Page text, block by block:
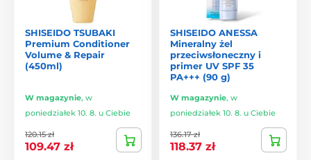
SHISEIDO TSUBAKI
Premium Conditioner
Volume & Repair
(450ml)
W magazynie, w
poniedziałek 10. 8. u Ciebie
120.15 zł
109.47 zł
SHISEIDO ANESSA
Mineralny żel
przeciwsłoneczny i
primer UV SPF 35
PA+++ (90 g)
W magazynie, w
poniedziałek 10. 8. u Ciebie
136.17 zł
118.37 zł